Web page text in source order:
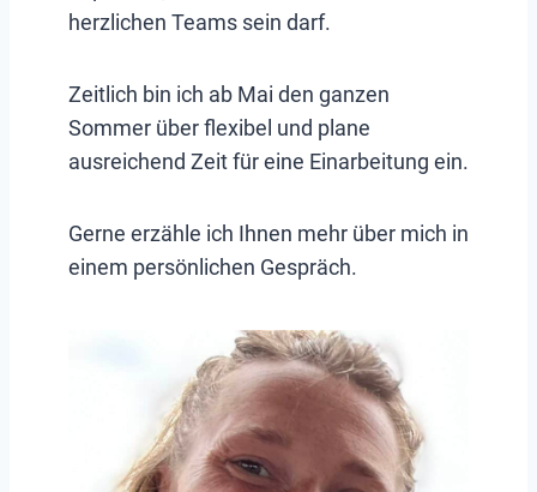
herzlichen Teams sein darf.
Zeitlich bin ich ab Mai den ganzen
Sommer über flexibel und plane
ausreichend Zeit für eine Einarbeitung ein.
Gerne erzähle ich Ihnen mehr über mich in
einem persönlichen Gespräch.